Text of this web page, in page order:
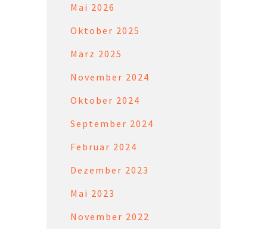
Mai 2026
Oktober 2025
März 2025
November 2024
Oktober 2024
September 2024
Februar 2024
Dezember 2023
Mai 2023
November 2022